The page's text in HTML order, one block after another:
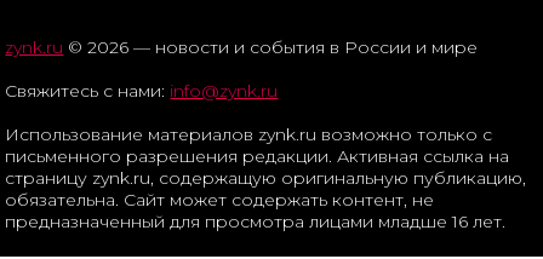
zynk.ru © 2026 — новости и события в России и мире
Свяжитесь с нами: info@zynk.ru
Использование материалов zynk.ru возможно только с
письменного разрешения редакции. Активная ссылка на
страницу zynk.ru, содержащую оригинальную публикацию,
обязательна. Сайт может содержать контент, не
предназначенный для просмотра лицами младше 16 лет.